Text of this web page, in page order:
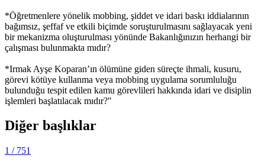
*Öğretmenlere yönelik mobbing, şiddet ve idari baskı iddialarının
bağımsız, şeffaf ve etkili biçimde soruşturulmasını sağlayacak yeni
bir mekanizma oluşturulması yönünde Bakanlığınızın herhangi bir
çalışması bulunmakta mıdır?
*Irmak Ayşe Koparan’ın ölümüne giden süreçte ihmali, kusuru,
görevi kötüye kullanma veya mobbing uygulama sorumluluğu
bulunduğu tespit edilen kamu görevlileri hakkında idari ve disiplin
işlemleri başlatılacak mıdır?"
Diğer başlıklar
1 / 751